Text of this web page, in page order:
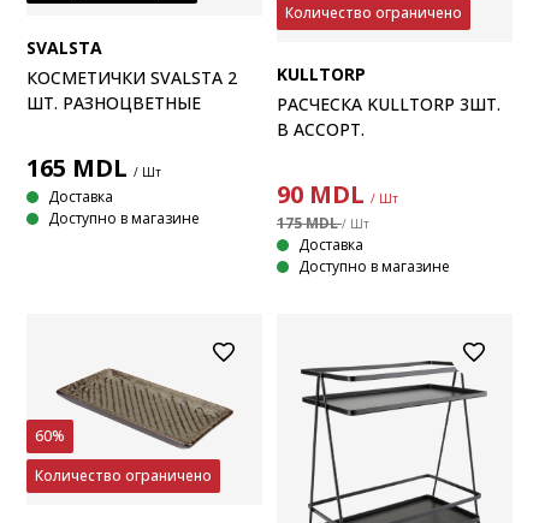
SVALSTA
КОСМЕТИЧКИ SVALSTA 2
ШТ. РАЗНОЦВЕТНЫЕ
165 MDL / Шт
Доставка
Доступно в магазине
Количество ограничено
KULLTORP
РАСЧЕСКА KULLTORP 3ШТ.
В АССОРТ.
90 MDL / Шт
175 MDL/ Шт
Доставка
Доступно в магазине
60%
Количество ограничено